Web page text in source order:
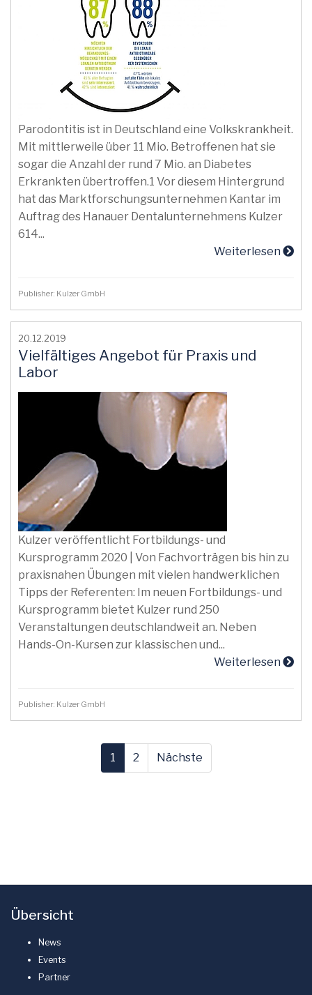
Parodontitis ist in Deutschland eine Volkskrankheit.
Mit mittlerweile über 11 Mio. Betroffenen hat sie
sogar die Anzahl der rund 7 Mio. an Diabetes
Erkrankten übertroffen.1 Vor diesem Hintergrund
hat das Marktforschungsunternehmen Kantar im
Auftrag des Hanauer Dentalunternehmens Kulzer
614...
Weiterlesen
Publisher: Kulzer GmbH
20.12.2019
Vielfältiges Angebot für Praxis und
Labor
Kulzer veröffentlicht Fortbildungs- und
Kursprogramm 2020 | Von Fachvorträgen bis hin zu
praxisnahen Übungen mit vielen handwerklichen
Tipps der Referenten: Im neuen Fortbildungs- und
Kursprogramm bietet Kulzer rund 250
Veranstaltungen deutschlandweit an. Neben
Hands-On-Kursen zur klassischen und...
Weiterlesen
Publisher: Kulzer GmbH
1 2 Nächste
Übersicht
News
Events
Partner